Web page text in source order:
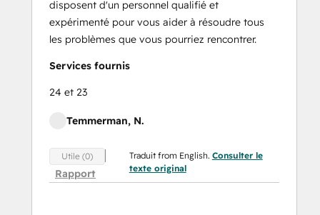
disposent d'un personnel qualifié et
expérimenté pour vous aider à résoudre tous
les problèmes que vous pourriez rencontrer.
Services fournis
24 et 23
Temmerman, N.
Utile (0)
Rapport
Traduit from English. Consulter le
texte original